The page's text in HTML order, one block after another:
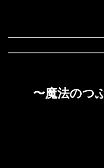
〜魔法のつ